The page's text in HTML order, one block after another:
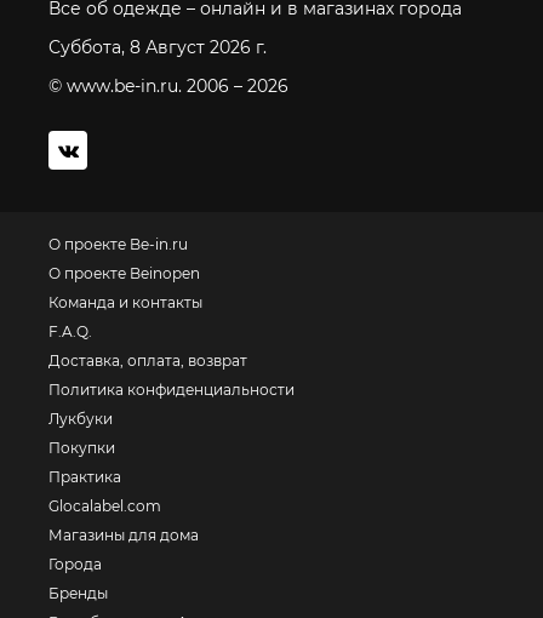
Все об одежде – онлайн и в магазинах города
Суббота, 8 Август 2026 г.
© www.be-in.ru. 2006 – 2026
О проекте Be-in.ru
О проекте Beinopen
Команда и контакты
F.A.Q.
Доставка, оплата, возврат
Политика конфиденциальности
Лукбуки
Покупки
Практика
Glocalabel.com
Магазины для дома
Города
Бренды